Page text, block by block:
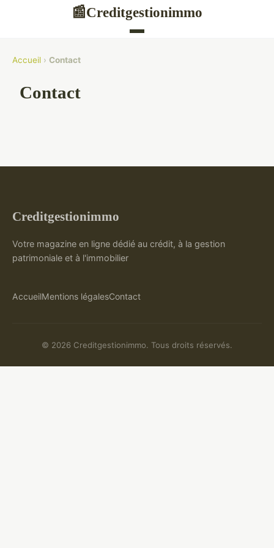
📰Creditgestionimmo
Accueil › Contact
Contact
Creditgestionimmo
Votre magazine en ligne dédié au crédit, à la gestion
patrimoniale et à l'immobilier
AccueilMentions légalesContact
© 2026 Creditgestionimmo. Tous droits réservés.